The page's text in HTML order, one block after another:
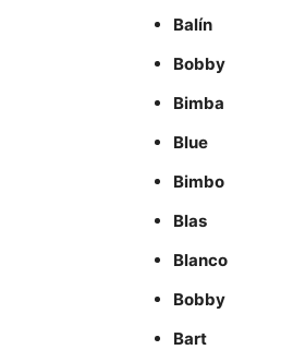
Balín
Bobby
Bimba
Blue
Bimbo
Blas
Blanco
Bobby
Bart